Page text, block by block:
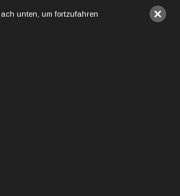
×
unten, um fortzufahren